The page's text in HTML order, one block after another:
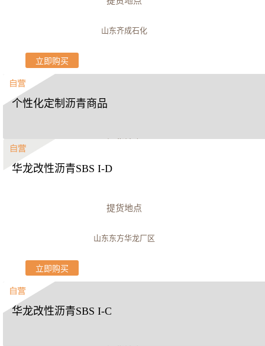
山东齐成石化
立即购买
个性化定制沥青商品
江苏新海石化
华龙改性沥青SBS I-D
提货地点
山东东方华龙厂区
立即购买
华龙改性沥青SBS I-C